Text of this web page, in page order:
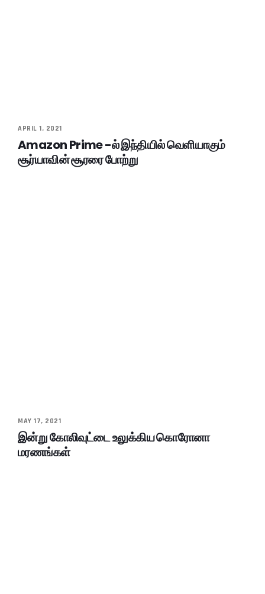
APRIL 1, 2021
Amazon Prime -ல் இந்தியில் வெளியாகும்
சூர்யாவின் சூரரை போற்று
MAY 17, 2021
இன்று கோலிவுட்டை உலுக்கிய கொரோனா
மரணங்கள்